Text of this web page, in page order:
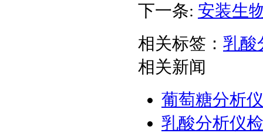
下一条: 安装生
相关标签： 乳酸
相关新闻
葡萄糖分析
乳酸分析仪